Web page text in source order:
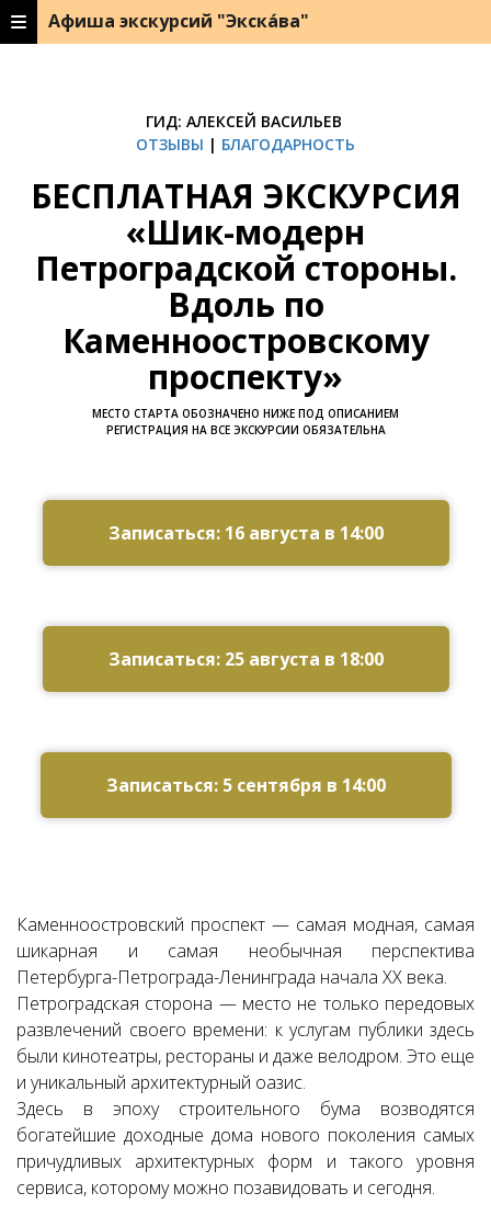
Афиша экскурсий "Экска́ва"
ГИД: АЛЕКСЕЙ ВАСИЛЬЕВ
ОТЗЫВЫ | БЛАГОДАРНОСТЬ
БЕСПЛАТНАЯ ЭКСКУРСИЯ
«Шик-модерн
Петроградской стороны.
Вдоль по
Каменноостровскому
проспекту»
МЕСТО СТАРТА ОБОЗНАЧЕНО НИЖЕ ПОД ОПИСАНИЕМ
РЕГИСТРАЦИЯ НА ВСЕ ЭКСКУРСИИ ОБЯЗАТЕЛЬНА
Ссылка на это место страницы:#zapis
Записаться: 16 августа в 14:00
Записаться: 25 августа в 18:00
Записаться: 5 сентября в 14:00
Каменноостровский проспект — самая модная, самая
шикарная и самая необычная перспектива
Петербурга-Петрограда-Ленинграда начала XX века.
Петроградская сторона — место не только передовых
развлечений своего времени: к услугам публики здесь
были кинотеатры, рестораны и даже велодром. Это еще
и уникальный архитектурный оазис.
Здесь в эпоху строительного бума возводятся
богатейшие доходные дома нового поколения самых
причудливых архитектурных форм и такого уровня
сервиса, которому можно позавидовать и сегодня.